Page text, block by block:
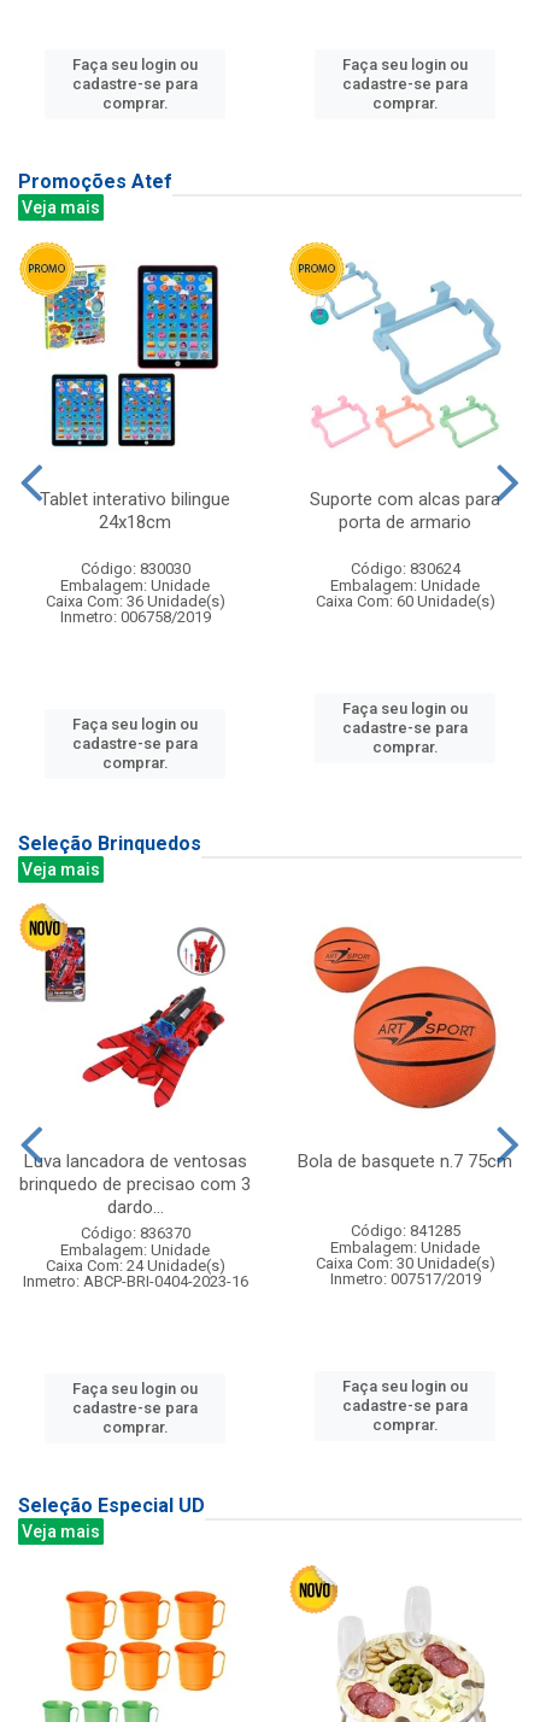
Faça seu login ou
cadastre-se para
comprar.
Faça seu login ou
cadastre-se para
comprar.
Promoções Atef
Veja mais
Tablet interativo bilingue
24x18cm
Código: 830030
Embalagem: Unidade
Caixa Com: 36 Unidade(s)
Inmetro: 006758/2019
Faça seu login ou
cadastre-se para
comprar.
Suporte com alcas para
porta de armario
Código: 830624
Embalagem: Unidade
Caixa Com: 60 Unidade(s)
Faça seu login ou
cadastre-se para
comprar.
Seleção Brinquedos
Veja mais
Luva lancadora de ventosas
brinquedo de precisao com 3
dardo...
Código: 836370
Embalagem: Unidade
Caixa Com: 24 Unidade(s)
Inmetro: ABCP-BRI-0404-2023-16
Faça seu login ou
cadastre-se para
comprar.
Bola de basquete n.7 75cm
Código: 841285
Embalagem: Unidade
Caixa Com: 30 Unidade(s)
Inmetro: 007517/2019
Faça seu login ou
cadastre-se para
comprar.
Seleção Especial UD
Veja mais